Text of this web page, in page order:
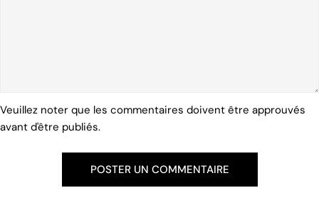
Veuillez noter que les commentaires doivent être approuvés
avant d'être publiés.